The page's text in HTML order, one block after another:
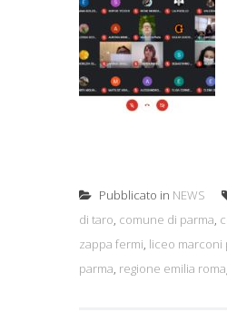
Pubblicato in NEWS
di taro, comune di parma,
zappa fermi, liceo marconi
parma, regione emilia